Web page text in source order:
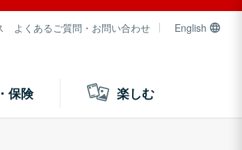
よくあるご質問・お問い合わせ English
保険 楽しむ